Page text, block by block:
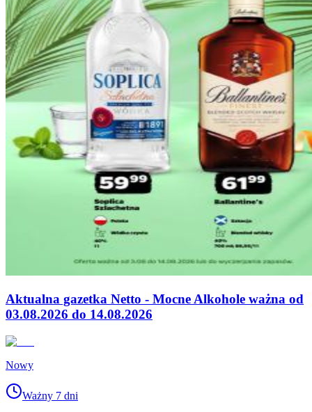
Aktualna gazetka Netto - Mocne Alkohole ważna od
03.08.2026 do 14.08.2026
Nowy
Ważny 7 dni